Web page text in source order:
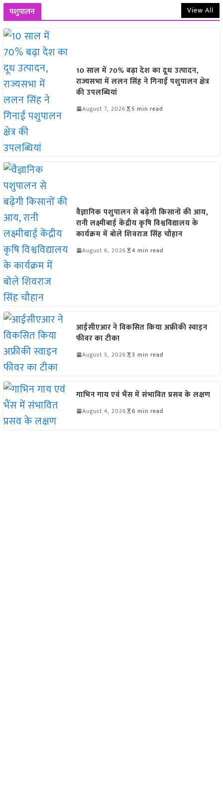
पशुपालन View All
10 साल में 70% बढ़ा देश का दूध उत्पादन,
राज्यसभा में ललन सिंह ने गिनाईं पशुपालन क्षेत्र
की उपलब्धियां
August 7, 2026 5 min read
वैज्ञानिक पशुपालन से बढ़ेगी किसानों की आय,
रानी लक्ष्मीबाई केंद्रीय कृषि विश्वविद्यालय के
कार्यक्रम में बोले शिवराज सिंह चौहान
August 6, 2026 4 min read
आईसीएआर ने विकसित किया अफ्रीकी स्वाइन
फीवर का टीका
August 5, 2026 3 min read
गाभिन गाय एवं भैंस में संभावित प्रसव के लक्षण
August 4, 2026 6 min read